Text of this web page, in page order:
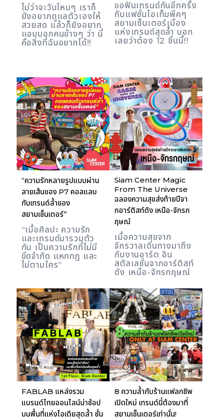
ไม่ว่าจะวันไหนๆ เราก็
ยังอยากดูแลตัวเองให้
สวยสด แล้วก็ยังอยาก
แอบบอกคนข้างๆ ว่า นี่
คือสิ่งที่ฉันอยากได้!!
ขอฟันเทรนด์กันอีกครั้ง
กับแฟชั่นไอเท็มพีคๆ
สยามเซ็นเตอร์เมือง
แห่งเทรนด์สุดล้ำ บอก
เลยว่าต้อง 12 ชิ้นนี้!!
“ความรักหลายรูปแบบผ่าน
ลายเส้นของ P7 คอลแลบ
กับเทรนด์ล้ำของ
สยามเซ็นเตอร์”
“เมื่อศิลปะ ความรัก
และเทรนด์มารวมตัว
กัน เป็นความรักที่ไม่มี
ขีดจำกัด แหกกฎ และ
ไม่ตามใคร”
Siam Center Magic
From The Universe
ฉลองความสุขส่งท้ายปีจา
กอาร์ติสท์ดัง เหนือ-จักรก
ฤษณ์
เมื่อความสุขจาก
จักรวาลเดินทางมาถึง
กับงานอาร์ต อิน
สตัลเลชั่นจากอาร์ติสท์
ดัง เหนือ-จักรกฤษณ์
FABLAB แหล่งรวม
แบรนด์ไทยออนไลน์น่าช้อป
บนพื้นที่แห่งไอเดียสุดล้ำ ชั้น
8 ความล้ำกับร้านแฟลกชิพ
เปิดใหม่ เทรนด์นี้ต้องมาที่
สยามเซ็นเตอร์เท่านั้น!